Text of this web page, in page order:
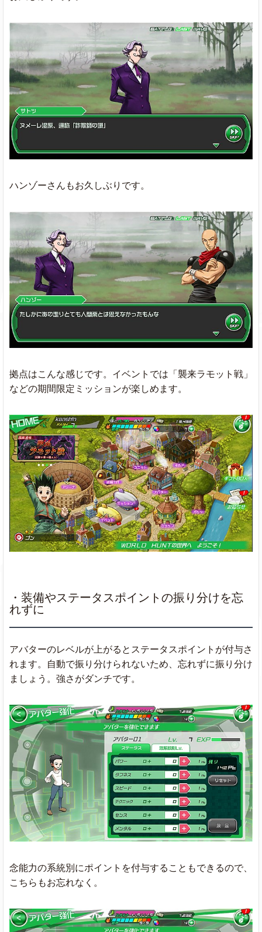
ハンゾーさんもお久しぶりです。
拠点はこんな感じです。イベントでは「襲来ラモット戦」
などの期間限定ミッションが楽しめます。
・装備やステータスポイントの振り分けを忘
れずに
アバターのレベルが上がるとステータスポイントが付与さ
れます。自動で振り分けられないため、忘れずに振り分け
ましょう。強さがダンチです。
念能力の系統別にポイントを付与することもできるので、
こちらもお忘れなく。